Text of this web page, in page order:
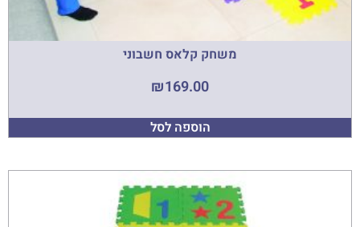
משחק קלאס חשבוני
₪169.00
הוספה לסל